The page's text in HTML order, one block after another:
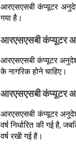
आरएसएसबी कंप्यूटर
गया है।
आरएसएसबी कंप्यूटर
आरएसएसबी कंप्यूटर
के नागरिक होने चाहिए।
आरएसएसबी कंप्यूटर
आरएसएसबी कंप्यूटर
वर्ष निर्धारित की गई
वर्ष रखी गई है।